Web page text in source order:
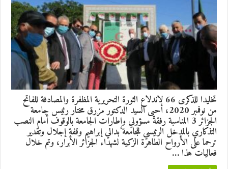
تخليدا للذكرى 66 لاندلاع الثورة التحريرية المظفرة والمصادفة للفاتح
من نوفمبر 2020، أحيى السيد الدكتور مزرق مختار رئيس جامعة
الجزائر 3 المناسبة رفقة مسؤولي وإطارات الجامعة بالوقوف أمام النصب
التذكاري بالمدخل الرئيسي للجامعة بدالي إبراهيم وقفة إجلال وتقدير
ترحما على الأرواح الطاهرة الزكية لشهداء الجزائر الأبرار، وتم خلال
فعاليات هذا …